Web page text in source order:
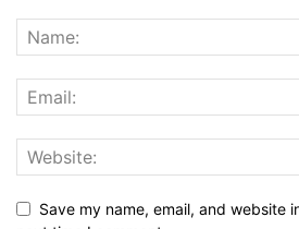
Save my name, email, and website